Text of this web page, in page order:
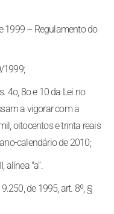
1999 – Regulamento do
1999;
4o, 8o e 10 da Lei no
a vigorar com a
oitocentos e trinta reais
calendário de 2010;
alínea "a”.
de 1995, art. 8º, §